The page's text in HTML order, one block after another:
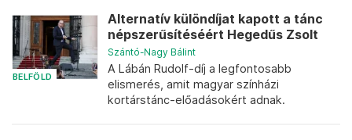
BELFÖLD
Alternatív különdíjat kapott a tánc
népszerűsítéséért Hegedűs Zsolt
Szántó-Nagy Bálint
A Lábán Rudolf-díj a legfontosabb
elismerés, amit magyar színházi
kortárstánc-előadásokért adnak.